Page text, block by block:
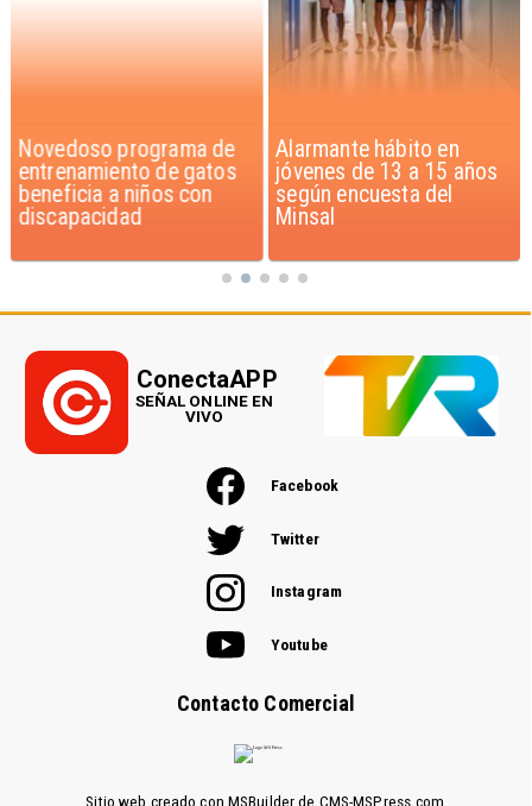
Novedoso programa de
entrenamiento de gatos
beneficia a niños con
discapacidad
Alarmante hábito en
jóvenes de 13 a 15 años
según encuesta del
Minsal
Sitio web creado con MSBuilder de CMS-MSPress.com
Facebook
Twitter
Instagram
Youtube
Contacto Comercial
ConectaAPP
SEÑAL ONLINE EN
VIVO